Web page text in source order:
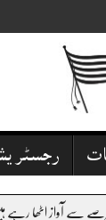
نافذ